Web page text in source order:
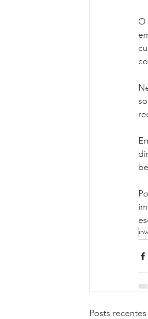
O
Posts recentes